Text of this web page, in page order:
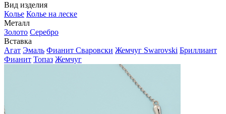
Вид изделия
Колье Колье на леске
Металл
Золото Серебро
Вставка
Агат Эмаль Фианит Сваровски Жемчуг Swarovski Бриллиант
Фианит Топаз Жемчуг